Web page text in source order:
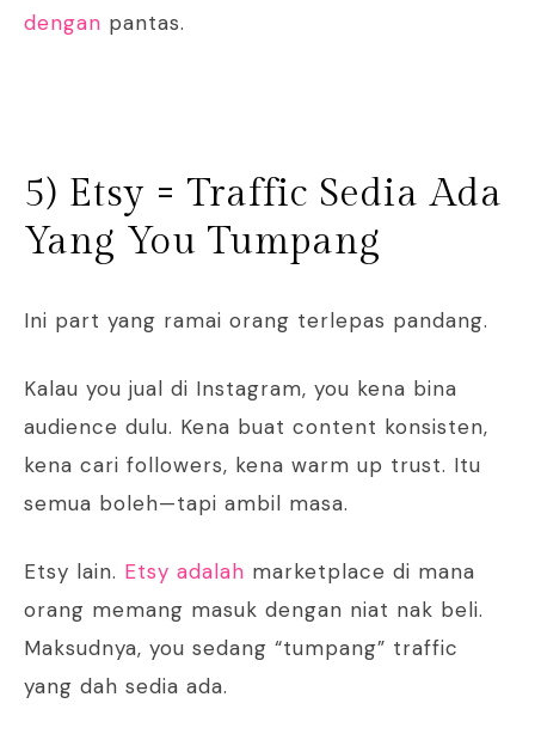
dengan pantas.
5) Etsy = Traffic Sedia Ada
Yang You Tumpang
Ini part yang ramai orang terlepas pandang.
Kalau you jual di Instagram, you kena bina
audience dulu. Kena buat content konsisten,
kena cari followers, kena warm up trust. Itu
semua boleh—tapi ambil masa.
Etsy lain. Etsy adalah marketplace di mana
orang memang masuk dengan niat nak beli.
Maksudnya, you sedang “tumpang” traffic
yang dah sedia ada.